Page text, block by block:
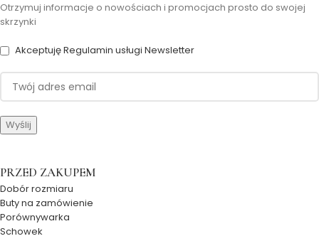
Otrzymuj informacje o nowościach i promocjach prosto do swojej
skrzynki
Akceptuję Regulamin usługi Newsletter
PRZED ZAKUPEM
Dobór rozmiaru
Buty na zamówienie
Porównywarka
Schowek